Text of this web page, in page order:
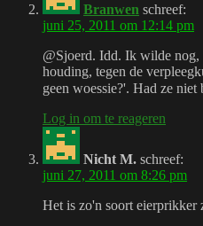
Branwen schreef:
juni 25, 2011 om 12:14 pm
@Sjoerd. Idd. Ik wilde nog,
houding, tegen de
geen woessie?'. Had ze
Log in om te reageren
Nicht M. schreef:
juni 27, 2011 om 8:26 pm
Het is zo'n soort eierprikker